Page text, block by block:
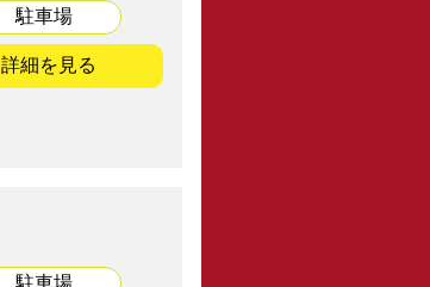
・協力会社一覧
駐車場
詳細を見る
駐車場